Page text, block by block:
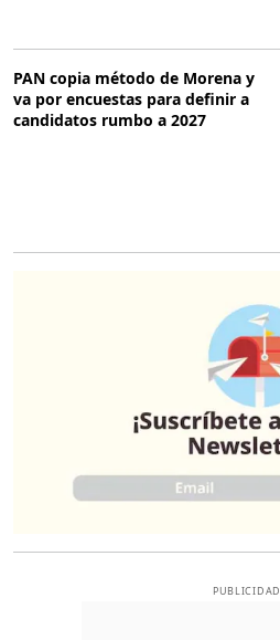
PAN copia método de Morena y
va por encuestas para definir a
candidatos rumbo a 2027
PUBLICIDAD